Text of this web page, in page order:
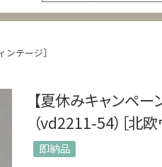
テージ］
【夏休みキャンペー
（vd2211-54）［北
即納品